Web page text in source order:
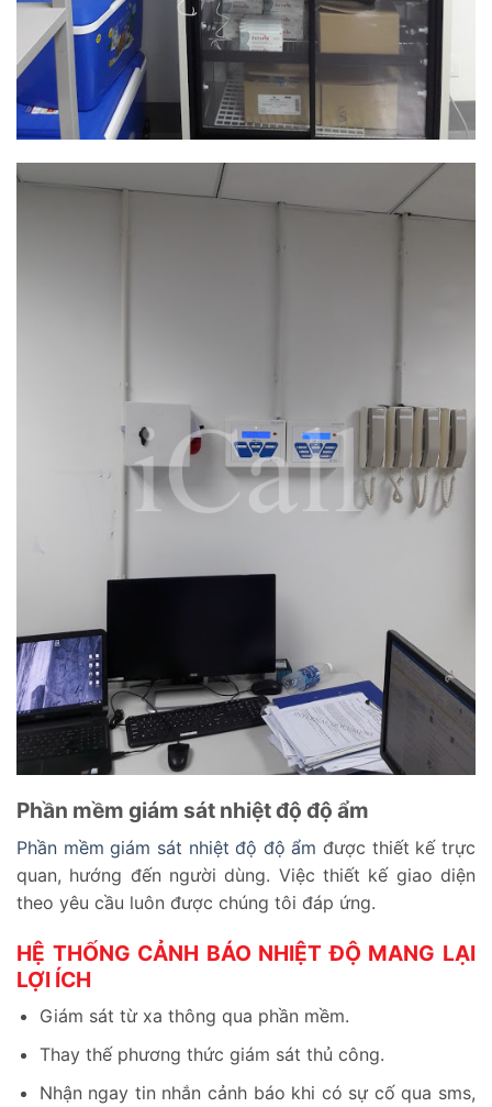
Phần mềm giám sát nhiệt độ độ ẩm
Phần mềm giám sát nhiệt độ độ ẩm được thiết kế trực
quan, hướng đến người dùng. Việc thiết kế giao diện
theo yêu cầu luôn được chúng tôi đáp ứng.
HỆ THỐNG CẢNH BÁO NHIỆT ĐỘ MANG LẠI
LỢI ÍCH
Giám sát từ xa thông qua phần mềm.
Thay thế phương thức giám sát thủ công.
Nhận ngay tin nhắn cảnh báo khi có sự cố qua sms,